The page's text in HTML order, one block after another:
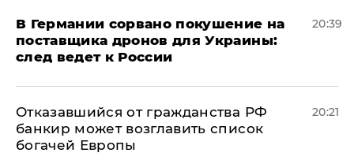
​В Германии сорвано покушение на
поставщика дронов для Украины:
след ведет к России
20:39
Отказавшийся от гражданства РФ
банкир может возглавить список
богачей Европы
20:21